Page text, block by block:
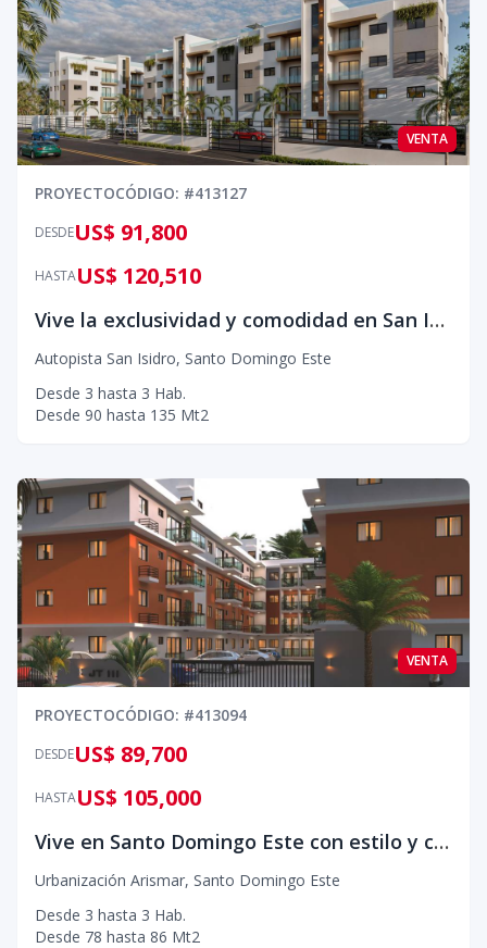
VENTA
PROYECTOCÓDIGO: #413127
DESDEUS$ 91,800
HASTAUS$ 120,510
Vive la exclusividad y comodidad en San Isidro con un diseño residencial moderno
Autopista San Isidro, Santo Domingo Este
Desde 3 hasta 3 Hab.
Desde 90 hasta 135 Mt2
VENTA
PROYECTOCÓDIGO: #413094
DESDEUS$ 89,700
HASTAUS$ 105,000
Vive en Santo Domingo Este con estilo y confort en modernos apartamentos
Urbanización Arismar, Santo Domingo Este
Desde 3 hasta 3 Hab.
Desde 78 hasta 86 Mt2